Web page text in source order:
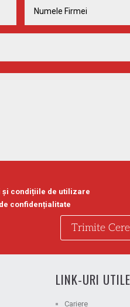
și condițiile de utilizare
confidențialitate
Trimite
LINK-URI UTILE
Cariere